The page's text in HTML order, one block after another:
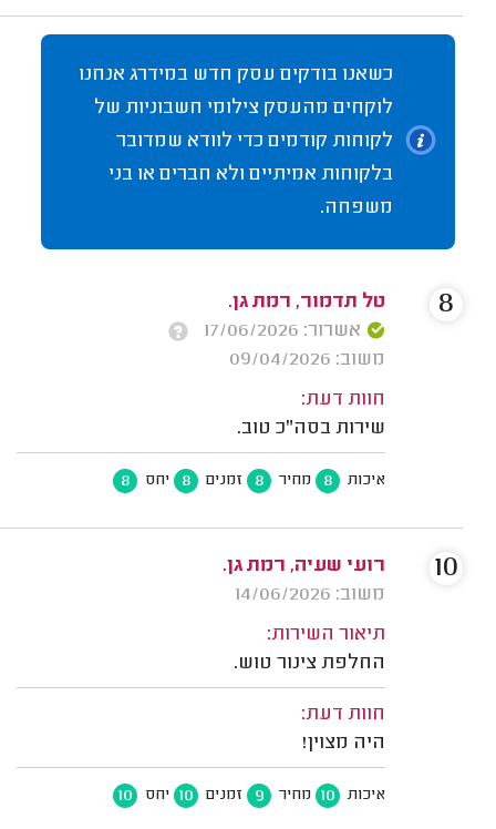
כשאנו בודקים עסק חדש במידרג אנחנו
לוקחים מהעסק צילומי חשבוניות של
לקוחות קודמים כדי לוודא שמדובר
בלקוחות אמיתיים ולא חברים או בני
משפחה.
טל תדמור, רמת גן.
אשרור: 17/06/2026
משוב: 09/04/2026
חוות דעת:
שירות בסה"כ טוב.
איכות 8 מחיר 8 זמנים 8 יחס 8
8
רועי שעיה, רמת גן.
משוב: 14/06/2026
תיאור השירות:
החלפת צינור טוש.
חוות דעת:
היה מצוין!
איכות 10 מחיר 9 זמנים 10 יחס 10
10